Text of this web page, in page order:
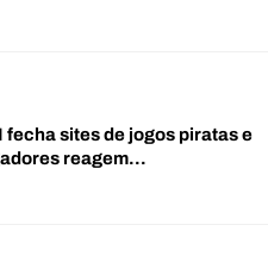
fecha sites de jogos piratas e
reagem…